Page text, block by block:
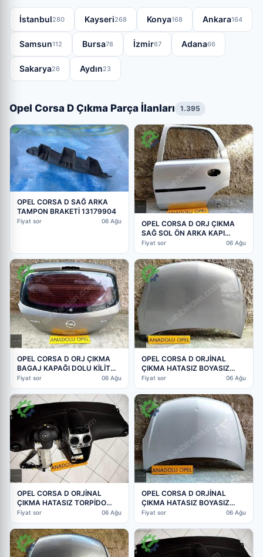
İstanbul280 Kayseri268 Konya168 Ankara164
Samsun112 Bursa78 İzmir67 Adana66
Sakarya26 Aydın23
Opel Corsa D Çıkma Parça İlanları 1.395
OPEL CORSA D SAĞ ARKA
TAMPON BRAKETİ 13179904
Fiyat sor 06 Ağu
OPEL CORSA D ORJ ÇIKMA
SAĞ SOL ÖN ARKA KAPI
DÖŞEME KİLİT CAM GM
Fiyat sor 06 Ağu
OPEL CORSA D ORJ ÇIKMA
BAGAJ KAPAĞI DOLU KİLİT
CAM GM
Fiyat sor 06 Ağu
OPEL CORSA D ORJİNAL
ÇIKMA HATASIZ BOYASIZ
KAPUT HER RENK VAR GM
Fiyat sor 06 Ağu
OPEL CORSA D ORJİNAL
ÇIKMA HATASIZ TORPİDO
AİRBAG KEMER TOKALARI
Fiyat sor 06 Ağu
OPEL CORSA D ORJİNAL
ÇIKMA HATASIZ BOYASIZ
KAPUT HER RENK VAR GM
Fiyat sor 06 Ağu